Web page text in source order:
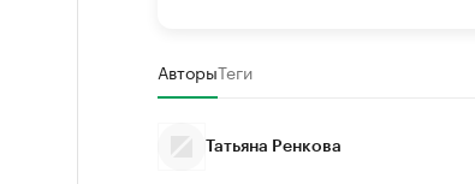
АвторыТеги
Татьяна Ренкова